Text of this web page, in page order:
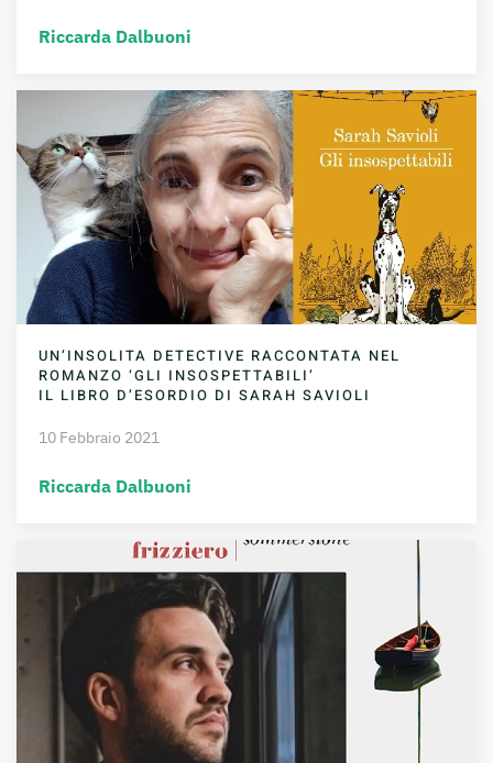
Riccarda Dalbuoni
UN’INSOLITA DETECTIVE RACCONTATA NEL
ROMANZO ‘GLI INSOSPETTABILI’
IL LIBRO D’ESORDIO DI SARAH SAVIOLI
10 Febbraio 2021
Riccarda Dalbuoni